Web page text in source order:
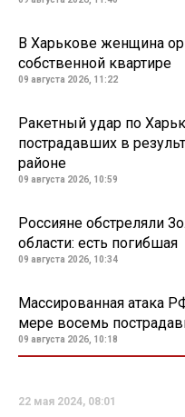
В Харькове женщина
собственной квартире
09 августа 2026, 11:22
Ракетный удар по
пострадавших в
районе
09 августа 2026, 10:59
Россияне обстреляли
области: есть погибшая
09 августа 2026, 10:34
Массированная атака
мере восемь
09 августа 2026, 10:18
22 мая 2024, 08:01